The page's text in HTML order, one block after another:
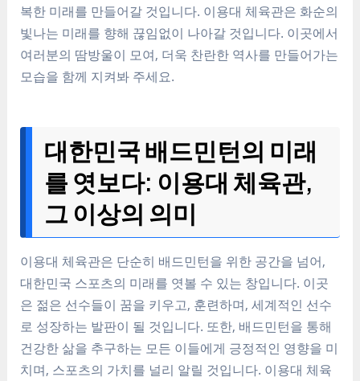
복한 미래를 만들어갈 것입니다. 이용대 체육관은 화순의
빛나는 미래를 향해 끊임없이 나아갈 것입니다. 이곳에서
여러분의 땀방울이 모여, 더욱 찬란한 역사를 만들어가는
모습을 함께 지켜봐 주세요.
대한민국 배드민턴의 미래
를 엿보다: 이용대 체육관,
그 이상의 의미
이용대 체육관은 단순히 배드민턴을 위한 공간을 넘어,
대한민국 스포츠의 미래를 엿볼 수 있는 창입니다. 이곳
은 젊은 선수들이 꿈을 키우고, 훈련하며, 세계적인 선수
로 성장하는 발판이 될 것입니다. 또한, 배드민턴을 통해
건강한 삶을 추구하는 모든 이들에게 긍정적인 영향을 미
치며, 스포츠의 가치를 널리 알릴 것입니다. 이용대 체육